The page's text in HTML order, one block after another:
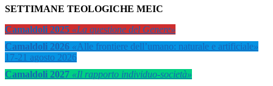
SETTIMANE TEOLOGICHE MEIC
Camaldoli 2025 «La questione del Genere»
Camaldoli 2026 «Alle frontiere dell’umano: naturale e artificiale»
17-21 agosto 2026
Camaldoli 2027 «Il rapporto individuo-società»